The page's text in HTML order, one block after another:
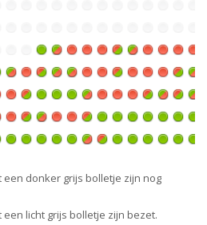
donker grijs bolletje zijn nog
licht grijs bolletje zijn bezet.